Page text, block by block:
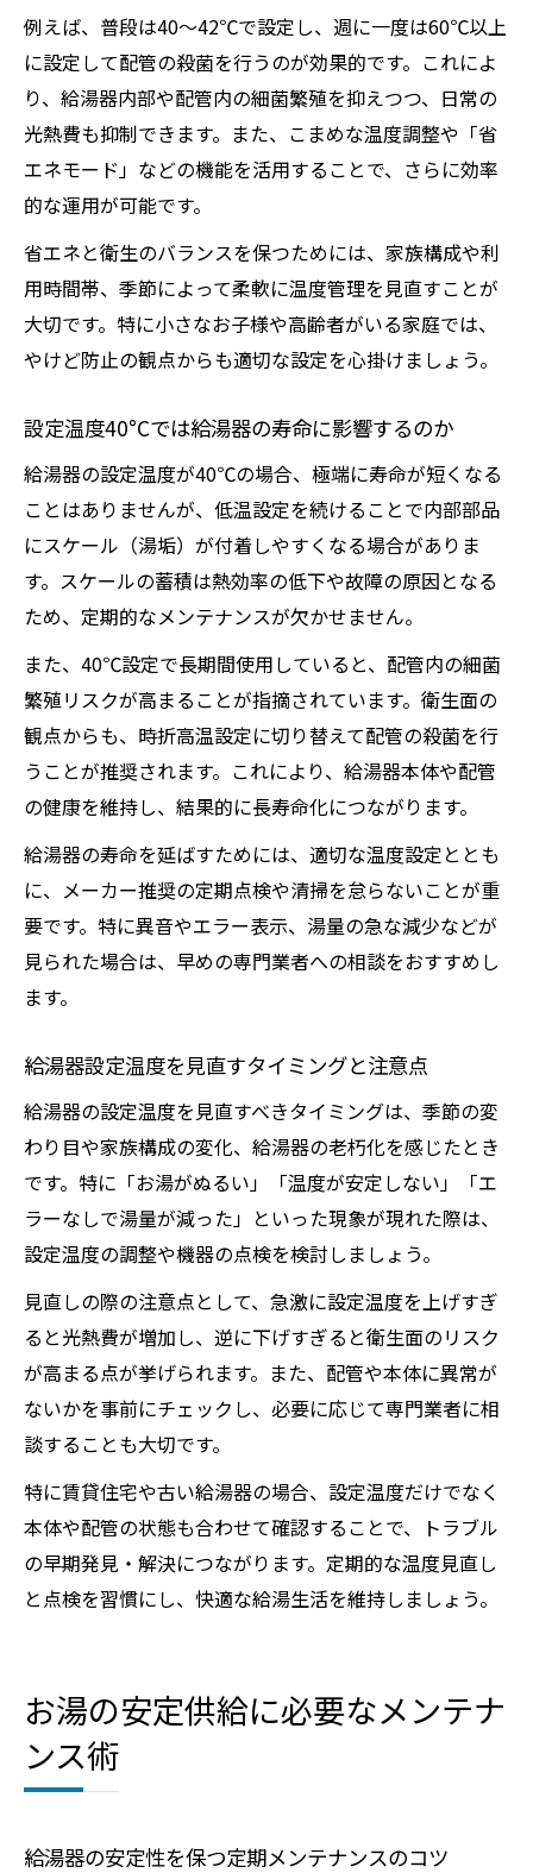
例えば、普段は40～42℃で設定し、週に一度は60℃以上
に設定して配管の殺菌を行うのが効果的です。これによ
り、給湯器内部や配管内の細菌繁殖を抑えつつ、日常の
光熱費も抑制できます。また、こまめな温度調整や「省
エネモード」などの機能を活用することで、さらに効率
的な運用が可能です。
省エネと衛生のバランスを保つためには、家族構成や利
用時間帯、季節によって柔軟に温度管理を見直すことが
大切です。特に小さなお子様や高齢者がいる家庭では、
やけど防止の観点からも適切な設定を心掛けましょう。
設定温度40°Cでは給湯器の寿命に影響するのか
給湯器の設定温度が40℃の場合、極端に寿命が短くなる
ことはありませんが、低温設定を続けることで内部部品
にスケール（湯垢）が付着しやすくなる場合がありま
す。スケールの蓄積は熱効率の低下や故障の原因となる
ため、定期的なメンテナンスが欠かせません。
また、40℃設定で長期間使用していると、配管内の細菌
繁殖リスクが高まることが指摘されています。衛生面の
観点からも、時折高温設定に切り替えて配管の殺菌を行
うことが推奨されます。これにより、給湯器本体や配管
の健康を維持し、結果的に長寿命化につながります。
給湯器の寿命を延ばすためには、適切な温度設定ととも
に、メーカー推奨の定期点検や清掃を怠らないことが重
要です。特に異音やエラー表示、湯量の急な減少などが
見られた場合は、早めの専門業者への相談をおすすめし
ます。
給湯器設定温度を見直すタイミングと注意点
給湯器の設定温度を見直すべきタイミングは、季節の変
わり目や家族構成の変化、給湯器の老朽化を感じたとき
です。特に「お湯がぬるい」「温度が安定しない」「エ
ラーなしで湯量が減った」といった現象が現れた際は、
設定温度の調整や機器の点検を検討しましょう。
見直しの際の注意点として、急激に設定温度を上げすぎ
ると光熱費が増加し、逆に下げすぎると衛生面のリスク
が高まる点が挙げられます。また、配管や本体に異常が
ないかを事前にチェックし、必要に応じて専門業者に相
談することも大切です。
特に賃貸住宅や古い給湯器の場合、設定温度だけでなく
本体や配管の状態も合わせて確認することで、トラブル
の早期発見・解決につながります。定期的な温度見直し
と点検を習慣にし、快適な給湯生活を維持しましょう。
お湯の安定供給に必要なメンテナ
ンス術
給湯器の安定性を保つ定期メンテナンスのコツ